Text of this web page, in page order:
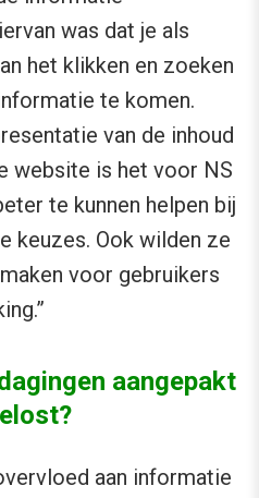
was dat je als
het klikken en zoeken
te komen.
van de inhoud
website is het voor NS
te kunnen helpen bij
keuzes. Ook wilden ze
voor gebruikers
aangepakt
aan informatie